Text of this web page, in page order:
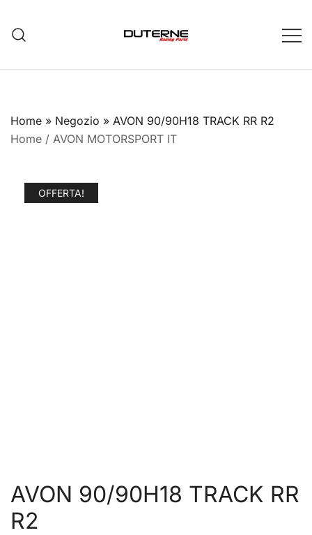
contenuto
Home » Negozio » AVON 90/90H18 TRACK RR R2
Home / AVON MOTORSPORT IT
OFFERTA!
AVON 90/90H18 TRACK RR
R2